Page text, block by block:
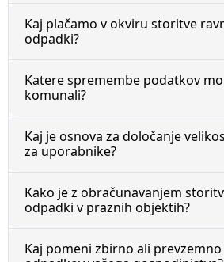
HITRE POVEZAVE
Kontakti
Obrazci
Kaj plačamo v okviru storitve
odpadki?
Katere spremembe podatkov
komunali?
Kaj je osnova za določanje
za uporabnike?
Kako je z obračunavanjem
odpadki v praznih objektih?
Kaj pomeni zbirno ali